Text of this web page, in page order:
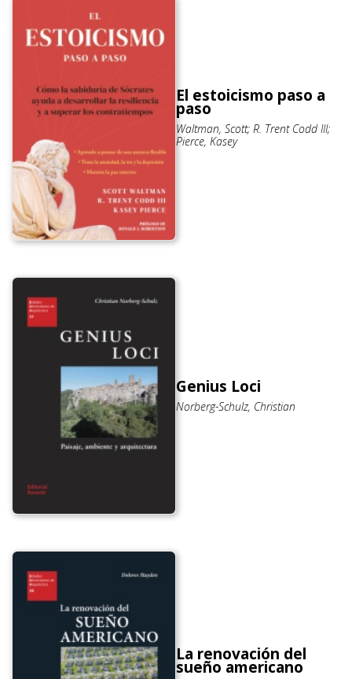
El estoicismo paso a
paso
Waltman, Scott; R. Trent Codd III;
Pierce, Kasey
Genius Loci
Norberg-Schulz, Christian
La renovación del
sueño americano